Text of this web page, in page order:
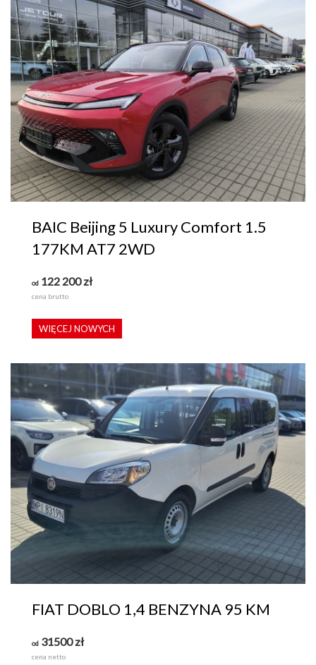
BAIC Beijing 5 Luxury Comfort 1.5
177KM AT7 2WD
od 122 200zł
cena brutto
WIĘCEJ NOWYCH
FIAT DOBLO 1,4 BENZYNA 95 KM
od 31500zł
cena netto